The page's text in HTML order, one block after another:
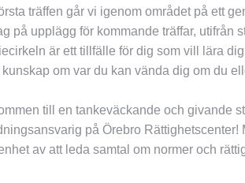
träffen går vi igenom området på ett
på upplägg för kommande träffar, utifrån
är ett tillfälle för dig som vill lära
kunskap om var du kan vända dig om du
till en tankeväckande och givande
på Örebro
av att leda samtal om normer och